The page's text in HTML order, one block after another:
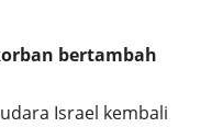
bertambah
Israel kembali